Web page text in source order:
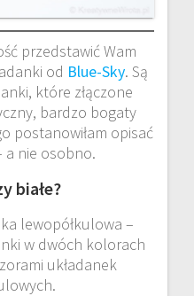
przedstawić Wam
od Blue-Sky. Są
które złączone
bardzo bogaty
postanowiłam opisać
a nie osobno.
białe?
lewopółkulowa –
w dwóch kolorach
układanek